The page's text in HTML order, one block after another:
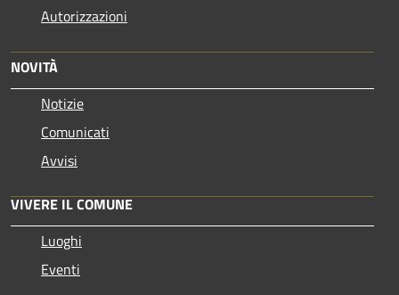
Autorizzazioni
NOVITÀ
Notizie
Comunicati
Avvisi
VIVERE IL COMUNE
Luoghi
Eventi